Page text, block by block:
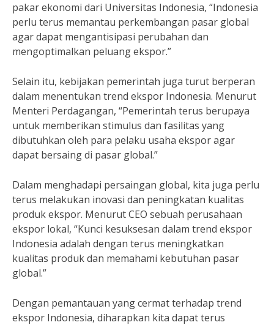
pakar ekonomi dari Universitas Indonesia, “Indonesia
perlu terus memantau perkembangan pasar global
agar dapat mengantisipasi perubahan dan
mengoptimalkan peluang ekspor.”
Selain itu, kebijakan pemerintah juga turut berperan
dalam menentukan trend ekspor Indonesia. Menurut
Menteri Perdagangan, “Pemerintah terus berupaya
untuk memberikan stimulus dan fasilitas yang
dibutuhkan oleh para pelaku usaha ekspor agar
dapat bersaing di pasar global.”
Dalam menghadapi persaingan global, kita juga perlu
terus melakukan inovasi dan peningkatan kualitas
produk ekspor. Menurut CEO sebuah perusahaan
ekspor lokal, “Kunci kesuksesan dalam trend ekspor
Indonesia adalah dengan terus meningkatkan
kualitas produk dan memahami kebutuhan pasar
global.”
Dengan pemantauan yang cermat terhadap trend
ekspor Indonesia, diharapkan kita dapat terus